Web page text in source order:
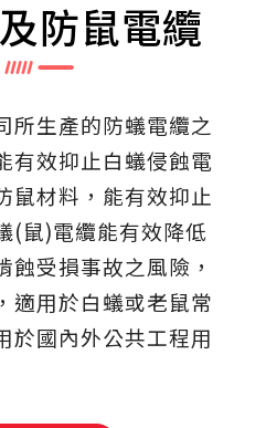
防鼠電纜
所生產的防蟻電纜之
有效抑止白蟻侵蝕電
鼠材料，能有效抑止
(鼠)電纜能有效降低
蝕受損事故之風險，
適用於白蟻或老鼠常
於國內外公共工程用